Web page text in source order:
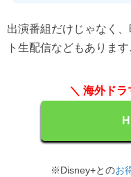
出演番組だけじゃなく、
ト生配信などもあります
＼ 海外ド
※Disney+とのお